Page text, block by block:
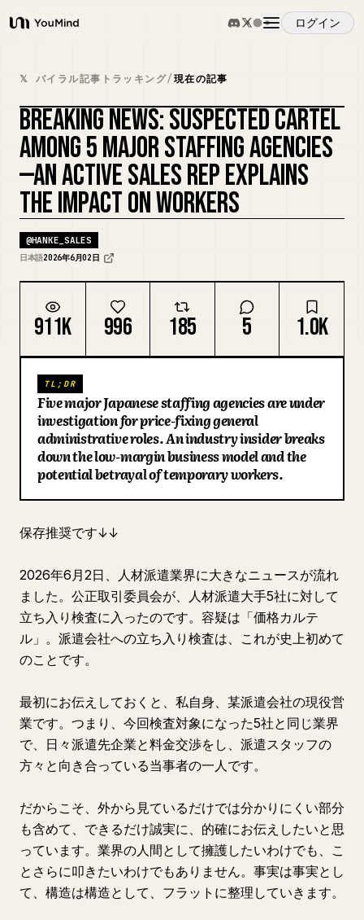
YouMind
ログイン
概要
ユースケース
スキル
プロンプト
料金
ダウンロード
ブログ
更新情報
𝕏 バイラル記事トラッキング/現在の記事
BREAKING NEWS: SUSPECTED CARTEL
AMONG 5 MAJOR STAFFING AGENCIES
—AN ACTIVE SALES REP EXPLAINS
THE IMPACT ON WORKERS
@HANKE_SALES
日本語2026年6月02日
911K 996 185 5 1.0K
TL;DR
Five major Japanese staffing agencies are under
investigation for price-fixing general
administrative roles. An industry insider breaks
down the low-margin business model and the
potential betrayal of temporary workers.
保存推奨です↓↓
2026年6月2日、人材派遣業界に大きなニュースが流れ
ました。公正取引委員会が、人材派遣大手5社に対して
立ち入り検査に入ったのです。容疑は「価格カルテ
ル」。派遣会社への立ち入り検査は、これが史上初めて
のことです。
最初にお伝えしておくと、私自身、某派遣会社の現役営
業です。つまり、今回検査対象になった5社と同じ業界
で、日々派遣先企業と料金交渉をし、派遣スタッフの
方々と向き合っている当事者の一人です。
だからこそ、外から見ているだけでは分かりにくい部分
も含めて、できるだけ誠実に、的確にお伝えしたいと思
っています。業界の人間として擁護したいわけでも、こ
とさらに叩きたいわけでもありません。事実は事実とし
て、構造は構造として、フラットに整理していきます。